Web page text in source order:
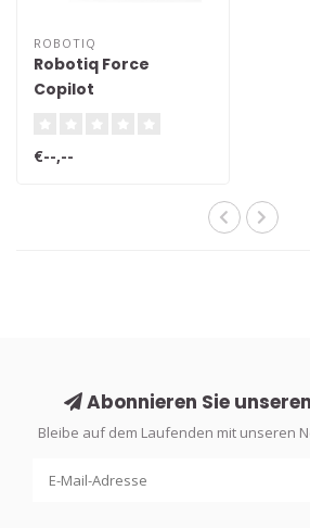
ROBOTIQ
Robotiq Force
Copilot
€--,--
Abonnieren Sie
Bleibe auf dem Laufenden mit unseren